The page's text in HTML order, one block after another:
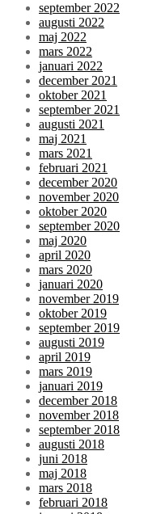
september 2022
augusti 2022
maj 2022
mars 2022
januari 2022
december 2021
oktober 2021
september 2021
augusti 2021
maj 2021
mars 2021
februari 2021
december 2020
november 2020
oktober 2020
september 2020
maj 2020
april 2020
mars 2020
januari 2020
november 2019
oktober 2019
september 2019
augusti 2019
april 2019
mars 2019
januari 2019
december 2018
november 2018
september 2018
augusti 2018
juni 2018
maj 2018
mars 2018
februari 2018